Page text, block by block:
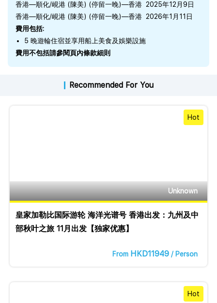
香港—順化/峴港 (陳美) (停留一晚)—香港 2025年12月9日
香港—順化/峴港 (陳美) (停留一晚)—香港 2026年1月11日
費用包括:
5 晚遊輪住宿並享用船上美食及娛樂設施
費用不包括請參閱頁內條款細則
Recommended For You
Unknown
Hot
皇家加勒比国际游轮 海洋光谱号 香港出发：九州及中
部秋叶之旅 11月出发【独家优惠】
From HKD11949 / Person
Hot